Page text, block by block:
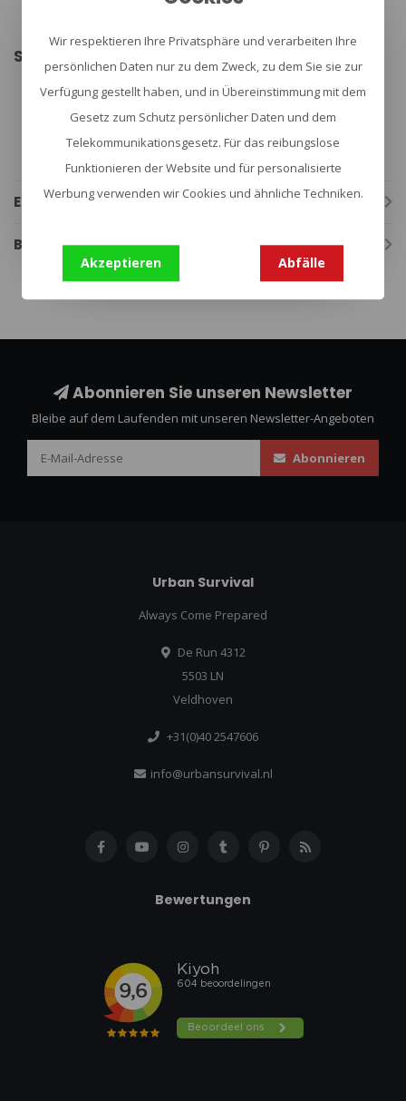
Specs:
Innenstoff: 100% Polyamid
Gewicht oliv (g): 1.250
Gewicht Multicam (g): 1.450
Größe: Unisize
Eigenschaften
Bewertungen
Abonnieren Sie unseren Newsletter
Bleibe auf dem Laufenden mit unseren Newsletter-Angeboten
Abonnieren
Urban Survival
Always Come Prepared
De Run 4312
5503 LN
Veldhoven
+31(0)40 2547606
info@urbansurvival.nl
Bewertungen
Wir respektieren Ihre Privatsphäre und verarbeiten Ihre
persönlichen Daten nur zu dem Zweck, zu dem Sie sie zur
Verfügung gestellt haben, und in Übereinstimmung mit dem
Gesetz zum Schutz persönlicher Daten und dem
Telekommunikationsgesetz. Für das reibungslose
Funktionieren der Website und für personalisierte
Werbung verwenden wir Cookies und ähnliche Techniken.
Akzeptieren Abfälle